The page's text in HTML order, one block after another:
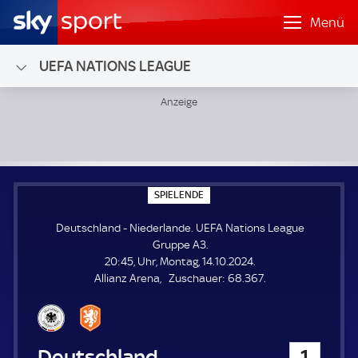
Menü
UEFA NATIONS LEAGUE
SPIELENDE
P
E
L
E
N
E
Deutschland - Niederlande. UEFA Nations League
Gruppe A3.
20:45, Uhr, Montag, 14.10.2024.
Allianz Arena
Zuschauer: Z
68.367.